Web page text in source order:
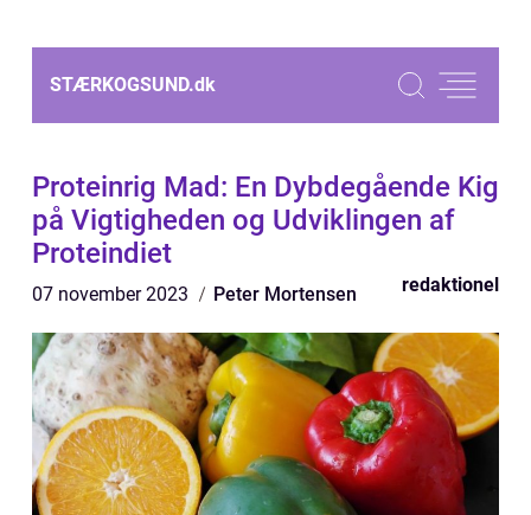
STÆRKOGSUND.dk
Proteinrig Mad: En Dybdegående Kig
på Vigtigheden og Udviklingen af
Proteindiet
07 november 2023 Peter Mortensen redaktionel